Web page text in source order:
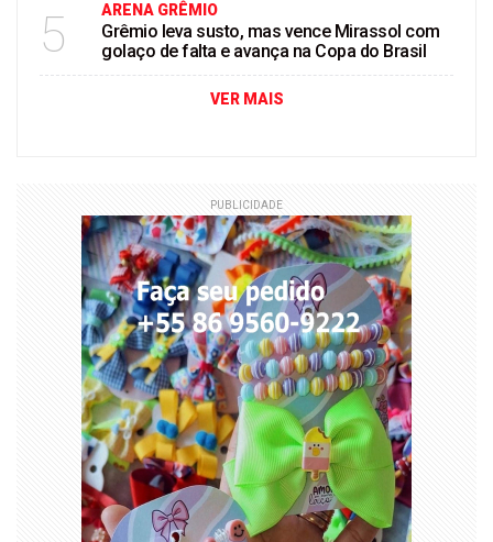
5 ARENA GRÊMIO
Grêmio leva susto, mas vence Mirassol com
golaço de falta e avança na Copa do Brasil
VER MAIS
PUBLICIDADE